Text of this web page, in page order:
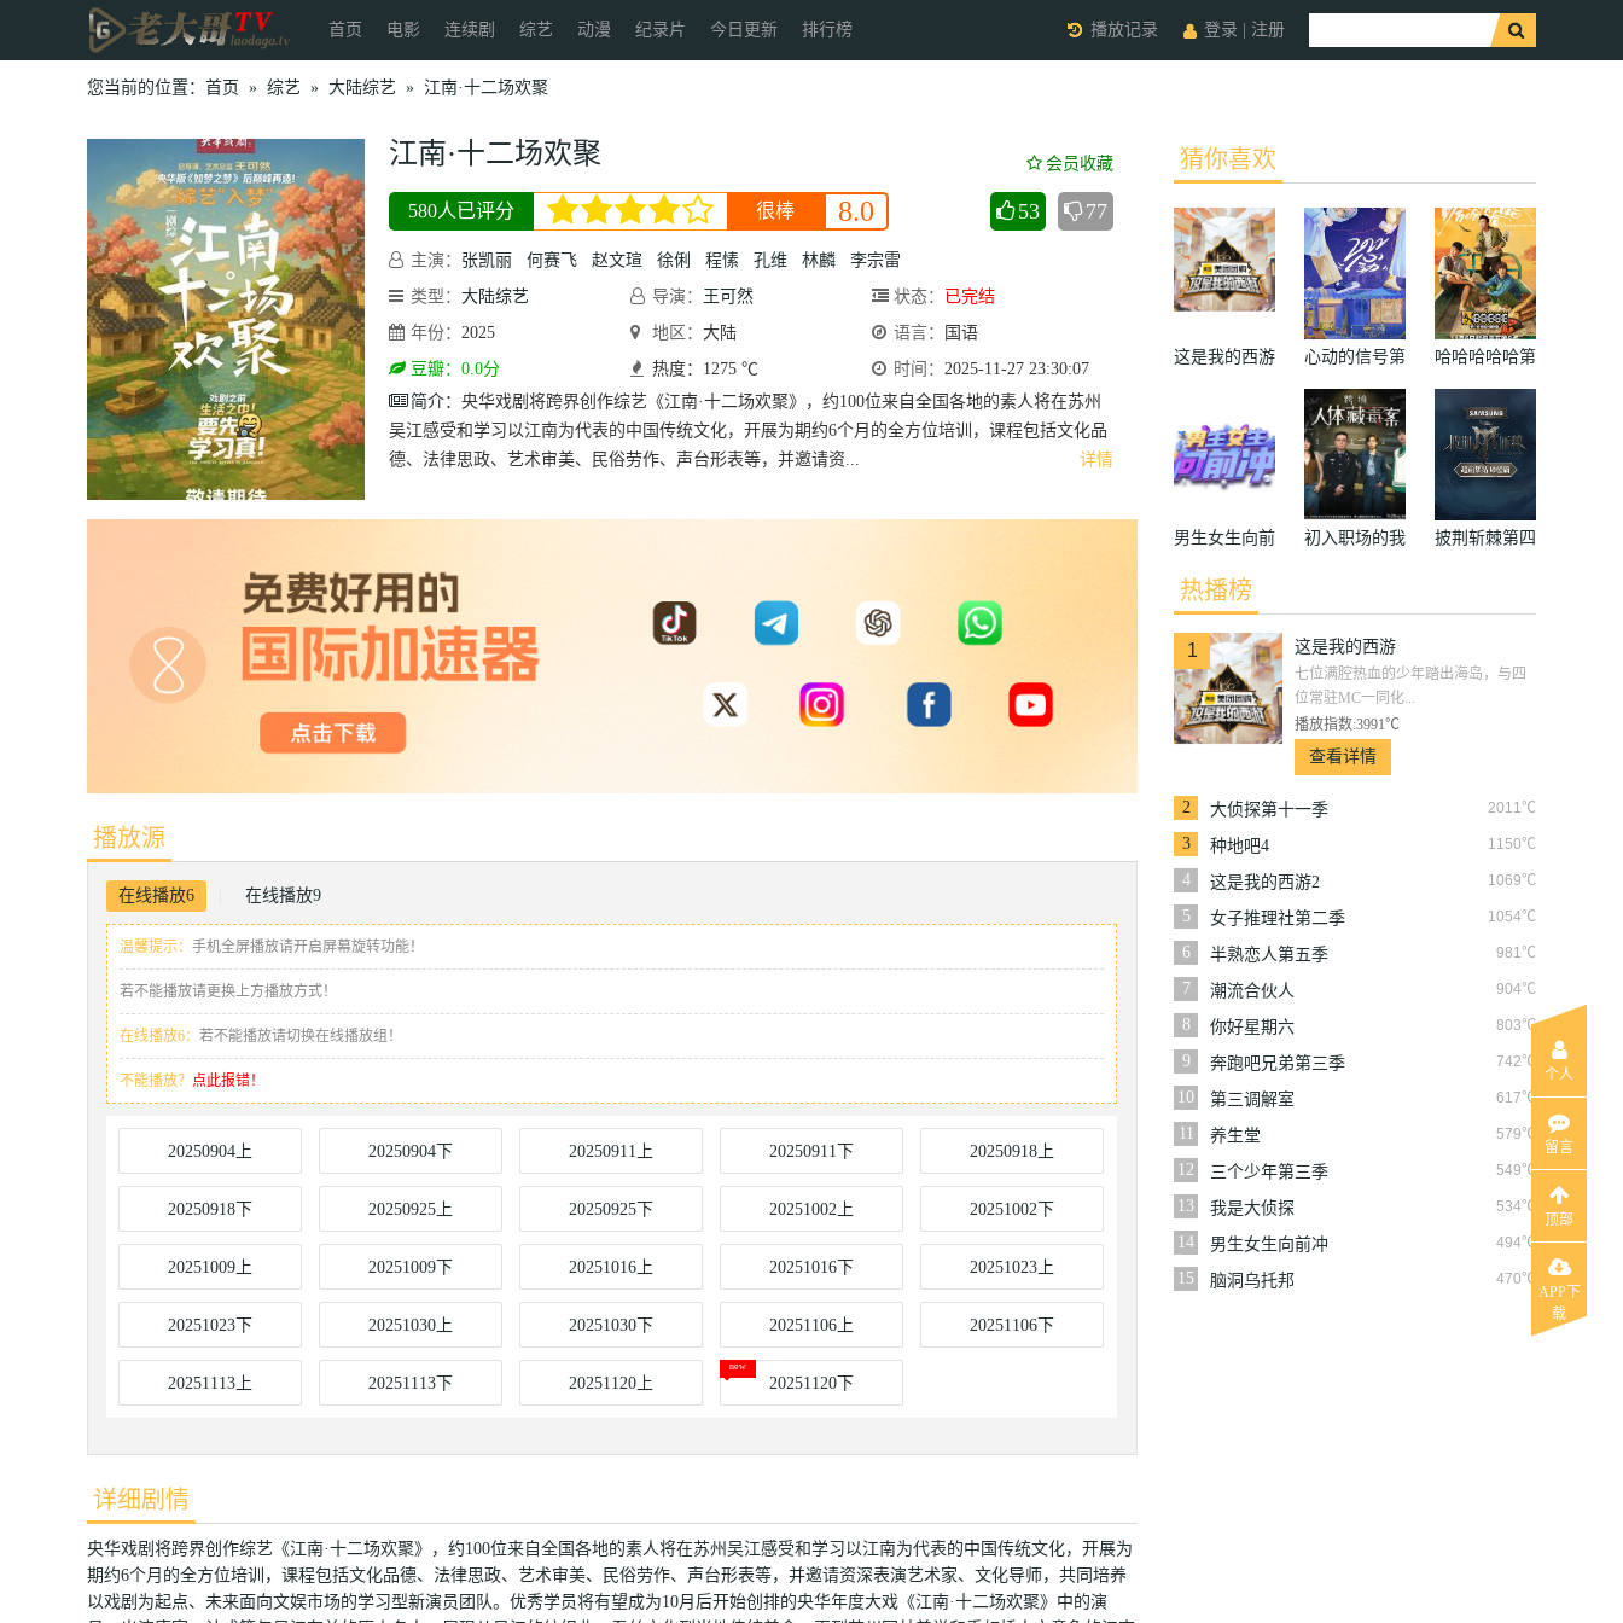
首页 电影 连续剧 综艺 动漫 纪录片 今日更新 排行榜 登录 注册
播放记录
您当前的位置： 首页 » 综艺 » 大陆综艺 » 江南·十二场欢聚
江南·十二场欢聚 会员收藏
580人已评分 很棒 8.0 53 77
主演： 张凯丽 何赛飞 赵文瑄 徐俐 程愫 孔维 林麟
李宗雷
类型： 大陆综艺 导演： 王可然 状态：
已完结
年份： 2025 地区： 大陆 语言：
国语
豆瓣：0.0分
热度：1275 ℃ 时间： 2025-11-27 23:30:07
简介：
详情
央华戏剧将跨界创作综艺《江南·十二场欢聚》，约100位来自全国各地的素人将在苏州
吴江感受和学习以江南为代表的中国传统文化，开展为期约6个月的全方位培训，课程包括文化品
德、法律思政、艺术审美、民俗劳作、声台形表等，并邀请资...
播放源
在线播放6 在线播放9
温馨提示： 手机全屏播放请开启屏幕旋转功能！
若不能播放请更换上方播放方式！
在线播放6： 若不能播放请切换在线播放组！
不能播放？ 点此报错！
20250904上 20250904下 20250911上 20250911下 20250918上
20250918下 20250925上 20250925下 20251002上 20251002下
20251009上 20251009下 20251016上 20251016下 20251023上
20251023下 20251030上 20251030下 20251106上 20251106下
20251113上 20251113下 20251120上 20251120下
详细剧情
央华戏剧将跨界创作综艺《江南·十二场欢聚》，约100位来自全国各地的素人将在苏州吴江感受和学习以江南为代表的中国传统文化，开展为
期约6个月的全方位培训，课程包括文化品德、法律思政、艺术审美、民俗劳作、声台形表等，并邀请资深表演艺术家、文化导师，共同培养
以戏剧为起点、未来面向文娱市场的学习型新演员团队。优秀学员将有望成为10月后开始创排的央华年度大戏《江南·十二场欢聚》中的演
猜你喜欢
这是我的西游
心动的信号第
五季
哈哈哈哈哈第
一季
男生女生向前
冲2014
初入职场的我
二季
披荆斩棘第四
热播榜
1 这是我的西游
七位满腔热血的少年踏出海岛，与四
位常驻MC一同化...
播放指数:3991℃
查看详情
2 2011℃
大侦探第十一季
3
1150℃
种地吧4
4
1069℃
这是我的西游2
5
1054℃
女子推理社第二季
6
981℃
半熟恋人第五季
7
904℃
潮流合伙人
8
803℃
你好星期六
9
742℃
奔跑吧兄弟第三季
10
617℃
第三调解室
11
579℃
养生堂
12
549℃
三个少年第三季
13
534℃
我是大侦探
14
494℃
男生女生向前冲
15
470℃
脑洞乌托邦
个人
留言
顶部
APP下
载